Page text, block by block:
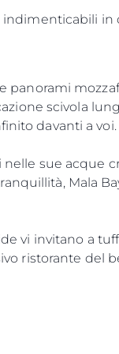
in
panorami
scivola
davanti a voi.
nelle sue acque
Mala
vi invitano a
ristorante del